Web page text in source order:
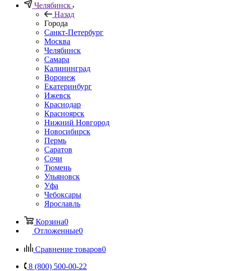
Челябинск
Назад
Города
Санкт-Петербург
Москва
Челябинск
Самара
Калининград
Воронеж
Екатеринбург
Ижевск
Краснодар
Красноярск
Нижний Новгород
Новосибирск
Пермь
Саратов
Сочи
Тюмень
Ульяновск
Уфа
Чебоксары
Ярославль
Корзина0
Отложенные0
Сравнение товаров0
8 (800) 500-00-22